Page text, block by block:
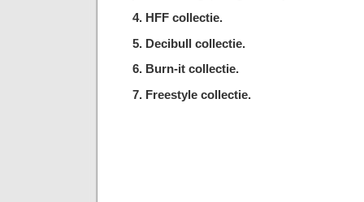
4. HFF collectie.
5. Decibull collectie.
6. Burn-it collectie.
7. Freestyle collectie.